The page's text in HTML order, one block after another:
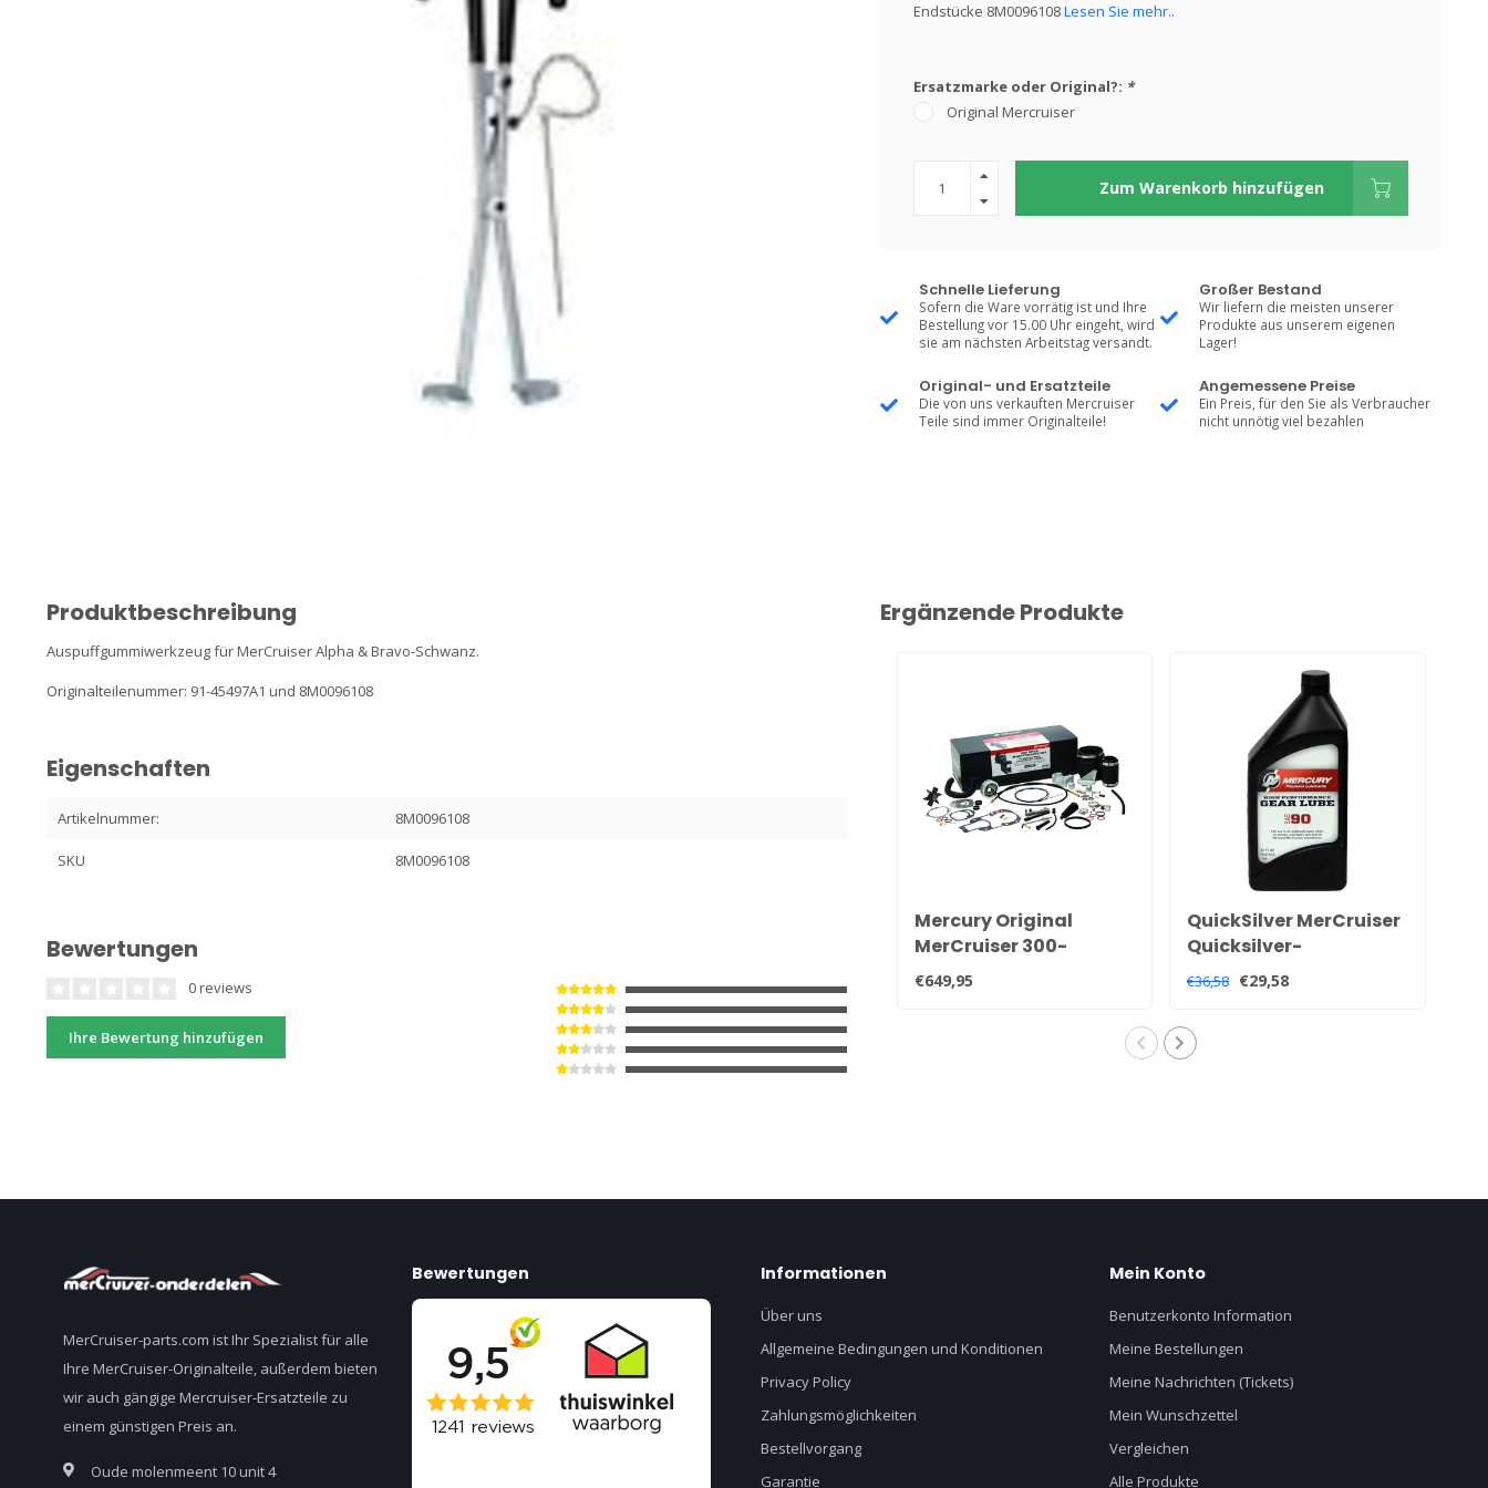
Endstücke 8M0096108Lesen Sie mehr..
Ersatzmarke oder Original?: *
Original Mercruiser
Zum Warenkorb hinzufügen
Schnelle Lieferung
Sofern die Ware vorrätig ist und Ihre
Bestellung vor 15.00 Uhr eingeht, wird
sie am nächsten Arbeitstag versandt.
Großer Bestand
Wir liefern die meisten unserer
Produkte aus unserem eigenen
Lager!
Original- und Ersatzteile
Die von uns verkauften Mercruiser
Teile sind immer Originalteile!
Angemessene Preise
Ein Preis, für den Sie als Verbraucher
nicht unnötig viel bezahlen
Produktbeschreibung
Auspuffgummiwerkzeug für MerCruiser Alpha & Bravo-Schwanz.
Originalteilenummer: 91-45497A1 und 8M0096108
Eigenschaften
Artikelnummer: 8M0096108
SKU 8M0096108
Bewertungen
0 reviews
Ihre Bewertung hinzufügen
Ergänzende Produkte
Mercury Original
MerCruiser 300-
Stunden-
Klappenservice-Kit
€649,95
QuickSilver MerCruiser
Quicksilver-
Hochleistungs-Hecköl
92-858064QB1
€36,58 €29,58
MerCruiser-parts.com ist Ihr Spezialist für alle
Ihre MerCruiser-Originalteile, außerdem bieten
wir auch gängige Mercruiser-Ersatzteile zu
einem günstigen Preis an.
Oude molenmeent 10 unit 4
Bewertungen Informationen
Über uns
Allgemeine Bedingungen und Konditionen
Privacy Policy
Zahlungsmöglichkeiten
Bestellvorgang
Garantie
Mein Konto
Benutzerkonto Information
Meine Bestellungen
Meine Nachrichten (Tickets)
Mein Wunschzettel
Vergleichen
Alle Produkte